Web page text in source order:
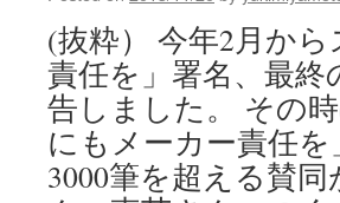
says
power
boss
via
The
(抜粋） 今年2月か
責任を」署名、最
告しました。 その
にもメーカー責任
3000筆を超える賛